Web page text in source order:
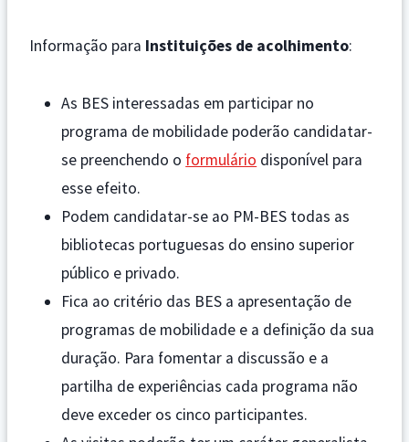
Informação para Instituições de acolhimento:
As BES interessadas em participar no
programa de mobilidade poderão candidatar-
se preenchendo o formulário disponível para
esse efeito.
Podem candidatar-se ao PM-BES todas as
bibliotecas portuguesas do ensino superior
público e privado.
Fica ao critério das BES a apresentação de
programas de mobilidade e a definição da sua
duração. Para fomentar a discussão e a
partilha de experiências cada programa não
deve exceder os cinco participantes.